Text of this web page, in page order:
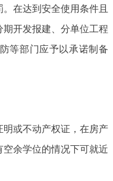
在达到安全使用条件且
开发报建、分单位工程
等部门应予以承诺制备
或不动产权证，在房产
余学位的情况下可就近